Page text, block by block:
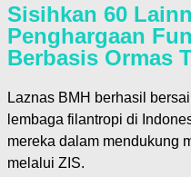
Sisihkan 60
Penghargaan
Berbasis Ormas
Laznas BMH berhasil
lembaga filantropi di
mereka dalam mendukung
melalui ZIS.